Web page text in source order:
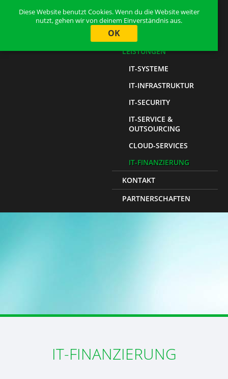
Diese Website benutzt Cookies. Wenn du die Website weiter
nutzt, gehen wir von deinem Einverständnis aus.
OK
HOME
LEISTUNGEN
IT-SYSTEME
IT-INFRASTRUKTUR
IT-SECURITY
IT-SERVICE &
OUTSOURCING
CLOUD-SERVICES
IT-FINANZIERUNG
KONTAKT
PARTNERSCHAFTEN
IT-FINANZIERUNG